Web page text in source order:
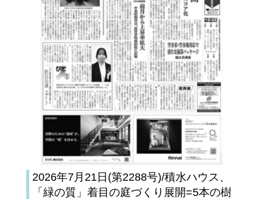
2026年7月21日(第2288号)/積水ハウス、
「緑の質」着目の庭づくり展開=5本の樹